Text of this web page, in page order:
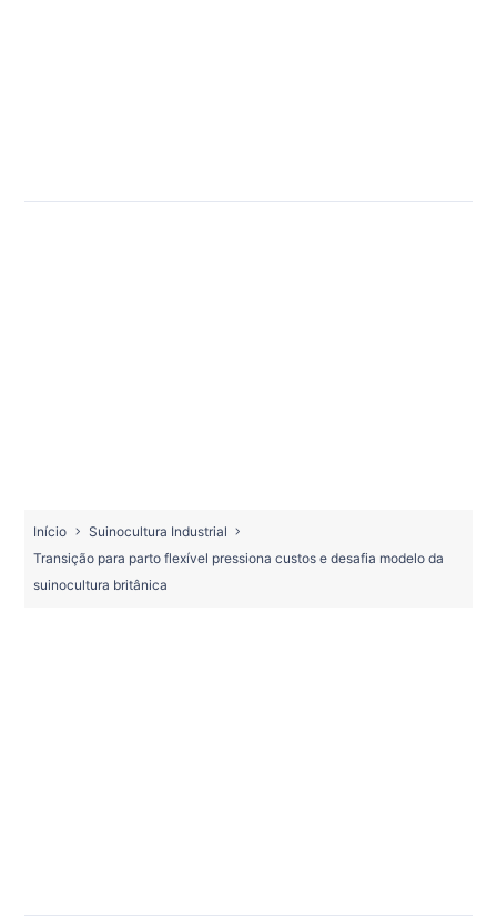
Início
Suinocultura Industrial
Transição para parto flexível pressiona custos e desafia modelo da
suinocultura britânica